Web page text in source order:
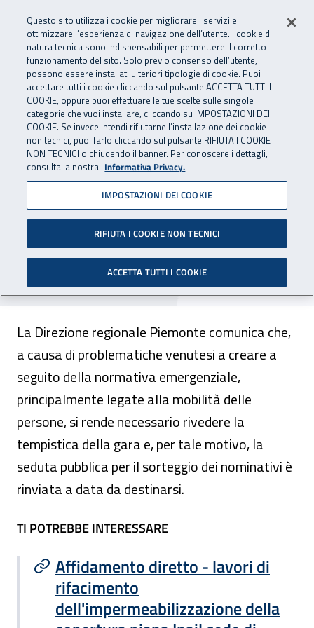
INAIL - Istituto Nazionale
Apri cerca
Navigazione principale
Navigazione - Ti trovi in:
Home Inail comunica Avvisi
Dr Piemonte: rinvio seduta
pubblica
E' rinviata la seduta pubblica di estrazione dei
nominativi per l'affidamento dei lavori di
rifacimento copertura piana della sede di Torino
La Direzione regionale Piemonte comunica che,
a causa di problematiche venutesi a creare a
seguito della normativa emergenziale,
principalmente legate alla mobilità delle
persone, si rende necessario rivedere la
tempistica della gara e, per tale motivo, la
seduta pubblica per il sorteggio dei nominativi è
rinviata a data da destinarsi.
TI POTREBBE INTERESSARE
TI POTREBBE INTERESSARE
Affidamento diretto - lavori di
rifacimento
dell'impermeabilizzazione della
Questo sito utilizza i cookie per migliorare i servizi e
ottimizzare l’esperienza di navigazione dell’utente. I cookie di
natura tecnica sono indispensabili per permettere il corretto
funzionamento del sito. Solo previo consenso dell’utente,
possono essere installati ulteriori tipologie di cookie. Puoi
accettare tutti i cookie cliccando sul pulsante ACCETTA TUTTI I
COOKIE, oppure puoi effettuare le tue scelte sulle singole
categorie che vuoi installare, cliccando su IMPOSTAZIONI DEI
COOKIE. Se invece intendi rifiutarne l’installazione dei cookie
non tecnici, puoi farlo cliccando sul pulsante RIFIUTA I COOKIE
NON TECNICI o chiudendo il banner. Per conoscere i dettagli,
consulta la nostra Informativa Privacy.
IMPOSTAZIONI DEI COOKIE
RIFIUTA I COOKIE NON TECNICI
ACCETTA TUTTI I COOKIE